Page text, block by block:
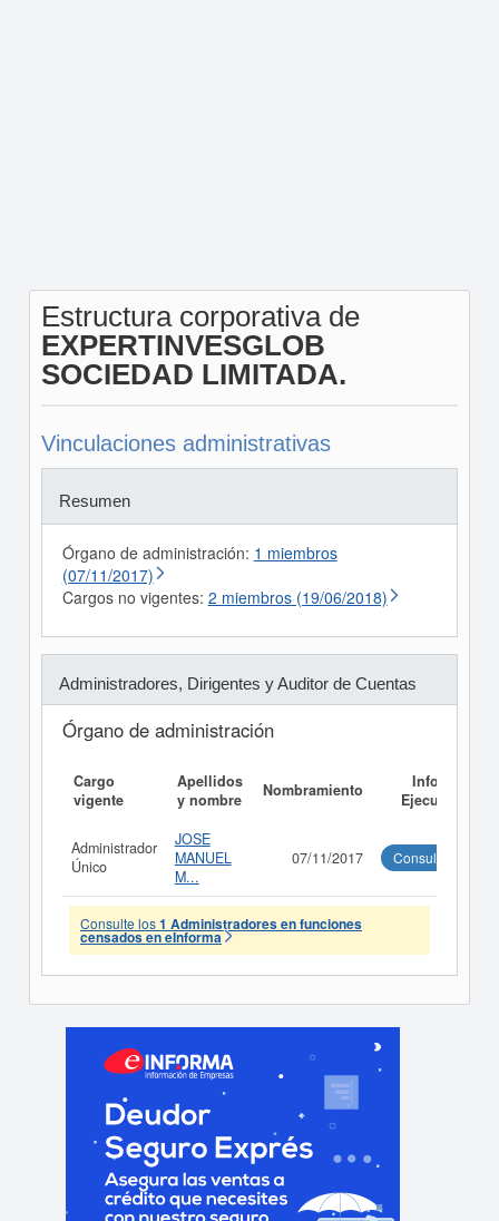
Estructura corporativa de
EXPERTINVESGLOB
SOCIEDAD LIMITADA.
Vinculaciones administrativas
Resumen
Órgano de administración: 1 miembros
(07/11/2017)
Cargos no vigentes: 2 miembros (19/06/2018)
Administradores, Dirigentes y Auditor de Cuentas
Órgano de administración
Cargo
vigente
Apellidos
y nombre
Nombramiento
Informe
Ejecutivo
Administrador
Único
JOSE
MANUEL
M...
07/11/2017 Consultar
Consulte los1 Administradores en funciones
censados en eInforma